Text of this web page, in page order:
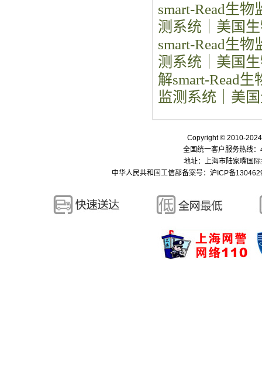
smart-Read生
测系统｜美国
smart-Read生
测系统｜美国
解smart-Read
监测系统｜美
Copyright © 2010-
全国统一客户服务热线
地址：上海市陆家嘴国
中华人民共和国工信部备案号： 沪ICP备